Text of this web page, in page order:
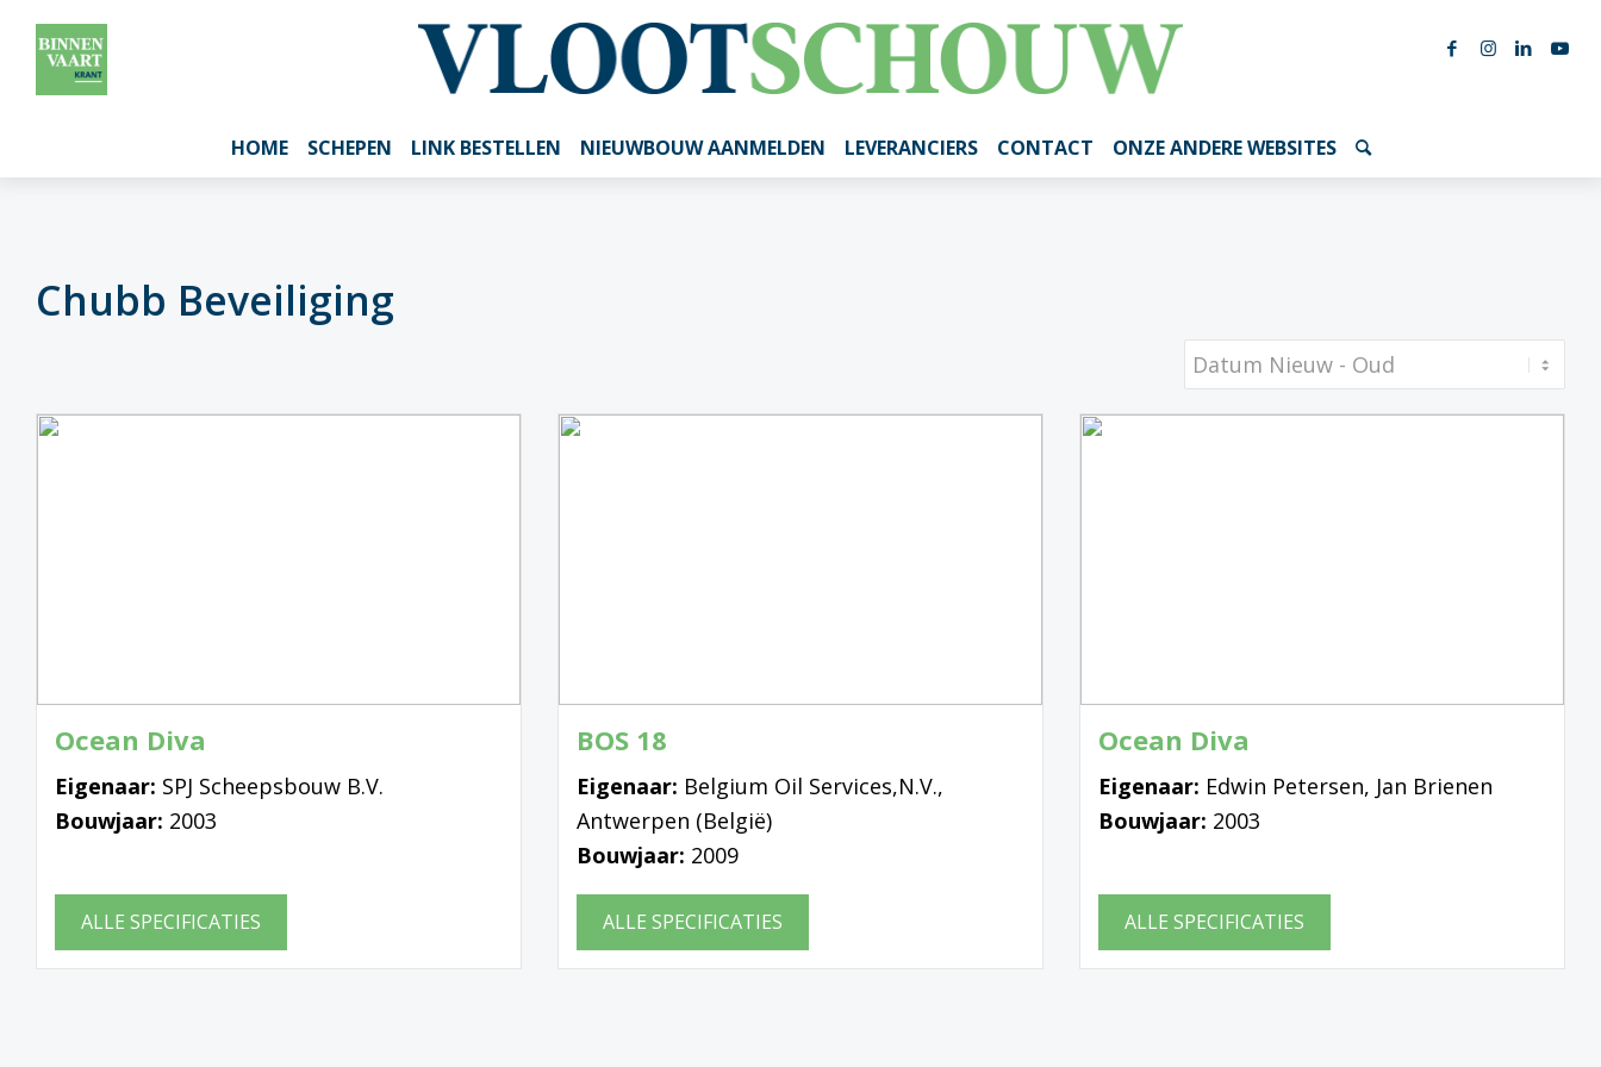
HOME SCHEPEN LINK BESTELLEN NIEUWBOUW AANMELDEN LEVERANCIERS CONTACT ONZE ANDERE WEBSITES
Chubb Beveiliging
Ocean Diva
Eigenaar: SPJ Scheepsbouw B.V.
Bouwjaar: 2003
ALLE SPECIFICATIES
BOS 18
Eigenaar: Belgium Oil Services,N.V.,
Antwerpen (België)
Bouwjaar: 2009
ALLE SPECIFICATIES
Ocean Diva
Eigenaar: Edwin Petersen, Jan Brienen
Bouwjaar: 2003
ALLE SPECIFICATIES